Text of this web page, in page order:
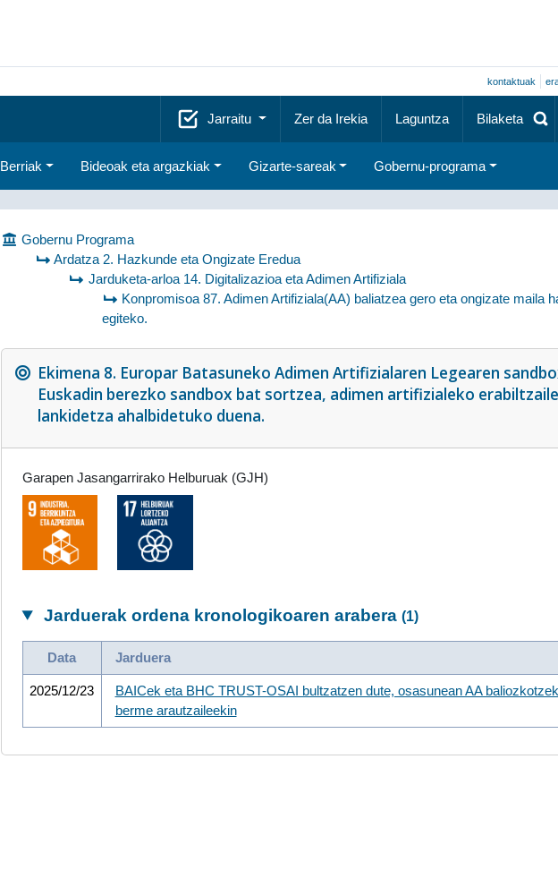
kontaktuak
Jarraitu Zer da Irekia Laguntza Bilaketa
Berriak Bideoak eta argazkiak Gizarte-sareak Gobernu-programa
Gobernu Programa
Ardatza 2. Hazkunde eta Ongizate Eredua
Jarduketa-arloa 14. Digitalizazioa eta Adimen Artifiziala
Konpromisoa 87. Adimen Artifiziala(AA) baliatzea gero eta ongizate maila
egiteko.
Ekimena 8. Europar Batasuneko Adimen Artifizialaren Legearen
Euskadin berezko sandbox bat sortzea, adimen artifizialeko
lankidetza ahalbidetuko duena.
Garapen Jasangarrirako Helburuak (GJH)
Jarduerak ordena kronologikoaren arabera(1)
Data Jarduera
2025/12/23
BAICek eta BHC TRUST-OSAI bultzatzen dute, osasunean AA
berme arautzaileekin